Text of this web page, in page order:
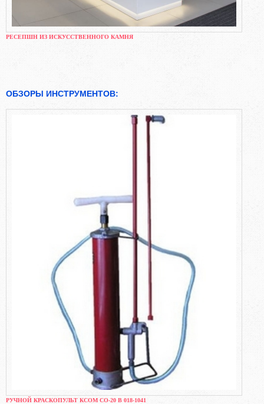
РЕСЕПШН ИЗ ИСКУССТВЕННОГО КАМНЯ
ОБЗОРЫ ИНСТРУМЕНТОВ:
РУЧНОЙ КРАСКОПУЛЬТ КСОМ СО-20 В 018-1041